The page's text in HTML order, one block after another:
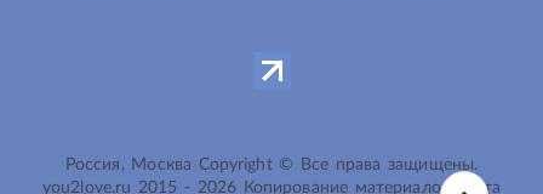
Россия, Москва Copyright © Все права защищены.
you2love.ru 2015 - 2026 Копирование материалов сайта